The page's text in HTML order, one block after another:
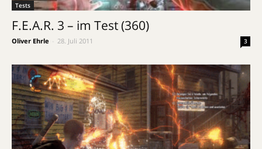
Tests
F.E.A.R. 3 – im Test (360)
Oliver Ehrle 28. Juli 2011 3